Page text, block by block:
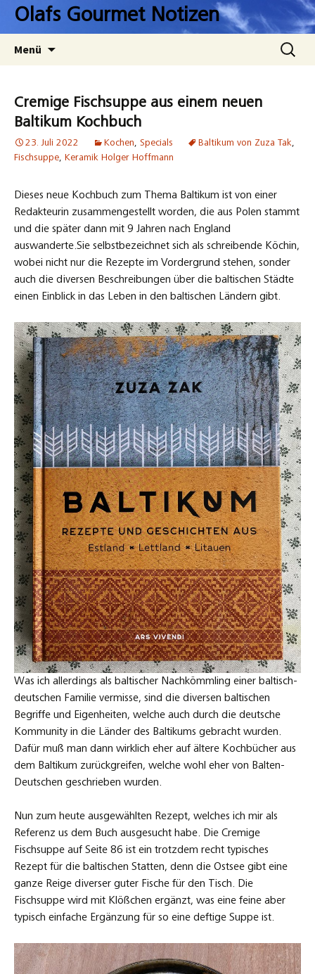
Zum
InhaltOlafs Gourmet Notizen
Menü
Suchen
nach:
Cremige Fischsuppe aus einem neuen
Baltikum Kochbuch
23. Juli 2022 Kochen, Specials Baltikum von Zuza Tak,
Fischsuppe, Keramik Holger Hoffmann
Dieses neue Kochbuch zum Thema Baltikum ist von einer
Redakteurin zusammengestellt worden, die aus Polen stammt
und die später dann mit 9 Jahren nach England
auswanderte.Sie selbstbezeichnet sich als schreibende Köchin,
wobei nicht nur die Rezepte im Vordergrund stehen, sonder
auch die diversen Beschreibungen über die baltischen Städte
einen Einblick in das Leben in den baltischen Ländern gibt.
Was ich allerdings als baltischer Nachkömmling einer baltisch-
deutschen Familie vermisse, sind die diversen baltischen
Begriffe und Eigenheiten, welche auch durch die deutsche
Kommunity in die Länder des Baltikums gebracht wurden.
Dafür muß man dann wirklich eher auf ältere Kochbücher aus
dem Baltikum zurückgreifen, welche wohl eher von Balten-
Deutschen geschrieben wurden.
Nun zum heute ausgewählten Rezept, welches ich mir als
Referenz us dem Buch ausgesucht habe. Die Cremige
Fischsuppe auf Seite 86 ist ein trotzdem recht typisches
Rezept für die baltischen Statten, denn die Ostsee gibt eine
ganze Reige diverser guter Fische für den Tisch. Die
Fischsuppe wird mit Klößchen ergänzt, was eine feine aber
typisch einfache Ergänzung für so eine deftige Suppe ist.